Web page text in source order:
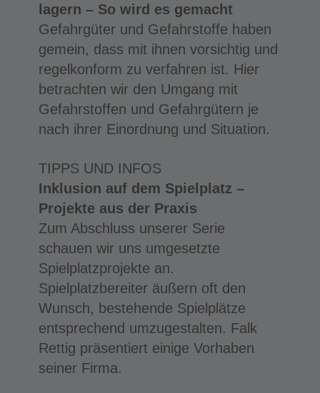
lagern – So wird es gemacht
Gefahrgüter und Gefahrstoffe haben
gemein, dass mit ihnen vorsichtig und
regelkonform zu verfahren ist. Hier
betrachten wir den Umgang mit
Gefahrstoffen und Gefahrgütern je
nach ihrer Einordnung und Situation.
TIPPS UND INFOS
Inklusion auf dem Spielplatz –
Projekte aus der Praxis
Zum Abschluss unserer Serie
schauen wir uns umgesetzte
Spielplatzprojekte an.
Spielplatzbereiter äußern oft den
Wunsch, bestehende Spielplätze
entsprechend umzugestalten. Falk
Rettig präsentiert einige Vorhaben
seiner Firma.